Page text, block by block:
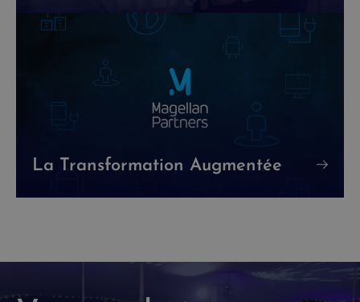
La Transformation Augmentée